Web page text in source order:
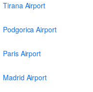
Tirana Airport
Podgorica Airport
Paris Airport
Madrid Airport